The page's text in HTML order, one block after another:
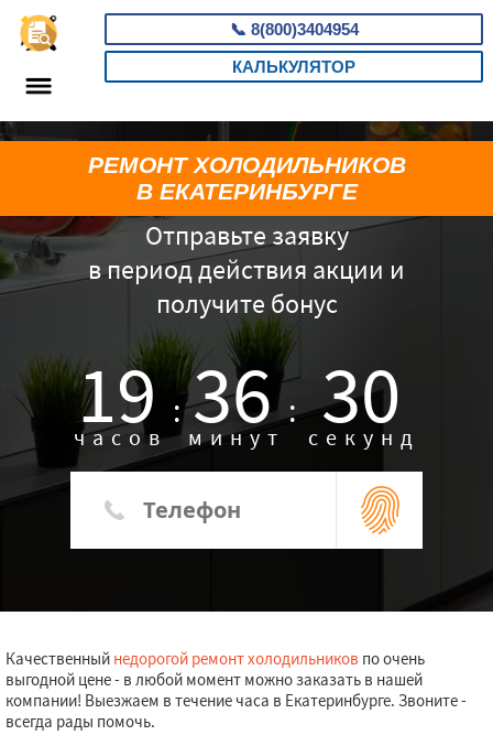
📞 8(800)3404954
КАЛЬКУЛЯТОР
Отправьте заявку
в период действия акции и
получите бонус
19 :
часов 36 :
минут 29
секунд
РЕМОНТ ХОЛОДИЛЬНИКОВ
В ЕКАТЕРИНБУРГЕ
Качественный недорогой ремонт холодильников по очень
выгодной цене - в любой момент можно заказать в нашей
компании! Выезжаем в течение часа в Екатеринбурге. Звоните -
всегда рады помочь.